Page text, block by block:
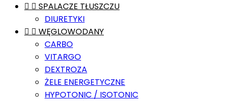
  SPALACZE TŁUSZCZU
DIURETYKI
  WĘGLOWODANY
CARBO
VITARGO
DEXTROZA
ŻELE ENERGETYCZNE
HYPOTONIC / ISOTONIC